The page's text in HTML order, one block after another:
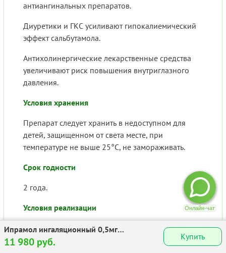
антиангинальных препаратов.
Диуретики и ГКС усиливают гипокалиемический
эффект сальбутамола.
Антихолинергические лекарственные средства
увеличивают риск повышения внутриглазного
давления.
Условия хранения
Препарат следует хранить в недоступном для
детей, защищенном от света месте, при
температуре не выше 25°С, не замораживать.
Срок годности
2 года.
Условия реализации
Препарат отпускается по рецепту.
Источники
Ипрамол ингаляционный 0,5мг
2,5мг/2,5мл №60
11 980 руб. Купить